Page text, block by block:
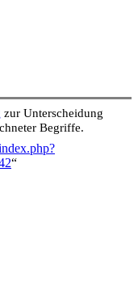
zur Unterscheidung
Begriffe.
“